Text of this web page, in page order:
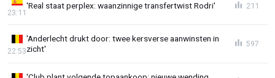
'Real staat perplex: waanzinnige transfertwist Rodri'
23:11
211
'Anderlecht drukt door: twee kersverse aanwinsten in
zicht'
22:53
597